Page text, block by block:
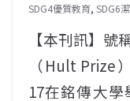
SDG4優質教育, SDG6
【本刊訊】號
（Hult Prize
17在銘傳大